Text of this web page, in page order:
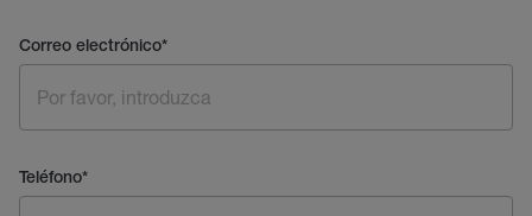
Correo electrónico*
Teléfono*